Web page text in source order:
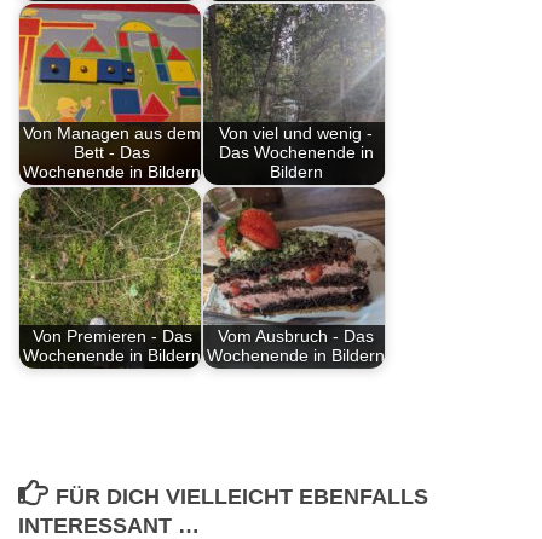
Von Managen aus dem
Bett - Das
Wochenende in Bildern
Von viel und wenig -
Das Wochenende in
Bildern
Von Premieren - Das
Wochenende in Bildern
Vom Ausbruch - Das
Wochenende in Bildern
FÜR DICH VIELLEICHT EBENFALLS
INTERESSANT …